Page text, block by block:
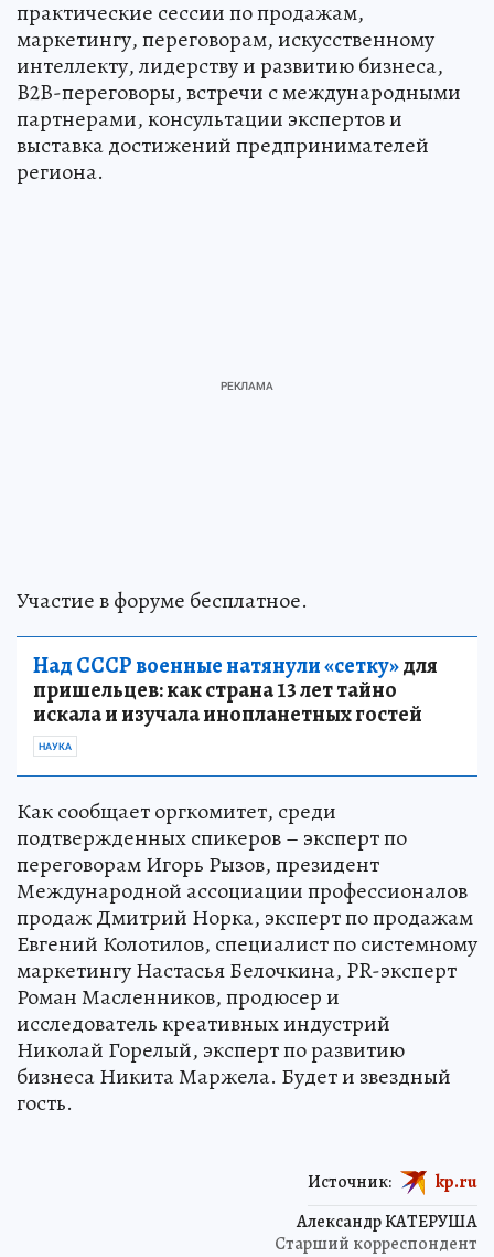
практические сессии по продажам,
маркетингу, переговорам, искусственному
интеллекту, лидерству и развитию бизнеса,
B2B-переговоры, встречи с международными
партнерами, консультации экспертов и
выставка достижений предпринимателей
региона.
Участие в форуме бесплатное.
Над СССР военные натянули «сетку»для
пришельцев: как страна 13 лет тайно
искала и изучала инопланетных гостей
НАУКА
Как сообщает оргкомитет, среди
подтвержденных спикеров – эксперт по
переговорам Игорь Рызов, президент
Международной ассоциации профессионалов
продаж Дмитрий Норка, эксперт по продажам
Евгений Колотилов, специалист по системному
маркетингу Настасья Белочкина, PR-эксперт
Роман Масленников, продюсер и
исследователь креативных индустрий
Николай Горелый, эксперт по развитию
бизнеса Никита Маржела. Будет и звездный
гость.
Александр КАТЕРУША
Старший корреспондент
Источник: kp.ru